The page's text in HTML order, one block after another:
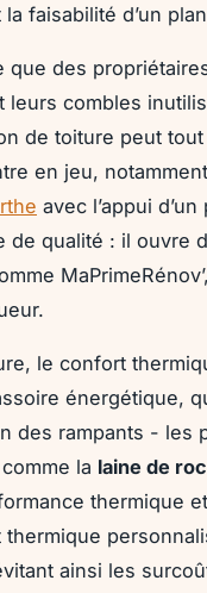
faisabilité d’un
que des
leurs combles
de toiture peut tout
en jeu,
avec l’appui
de qualité : il ouvre
le confort
énergétique,
des rampants -
la laine de
thermique
thermique
ainsi les